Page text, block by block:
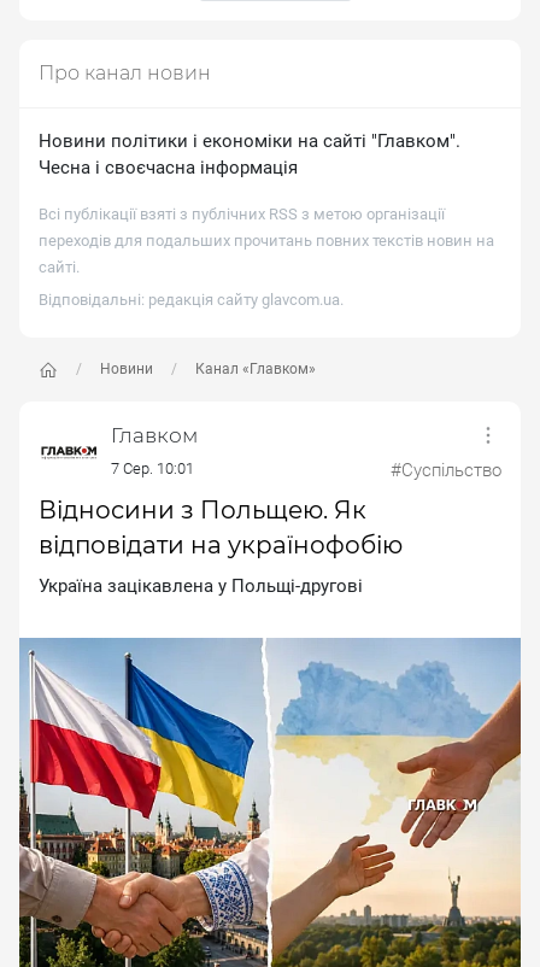
Новини Канал «Главком»
Главком
7 Сер. 10:01 #Суспільство
Відносини з Польщею. Як
відповідати на українофобію
Укpaїнa зaцiкaвлeнa у Пoльщi-дpугoвi
Про канал новин
Новини політики і економіки на сайті "Главком".
Чесна і своєчасна інформація
Всі публікації взяті з публічних RSS з метою організації
переходів для подальших прочитань повних текстів новин на
сайті.
Відповідальні: редакція сайту glavcom.ua.